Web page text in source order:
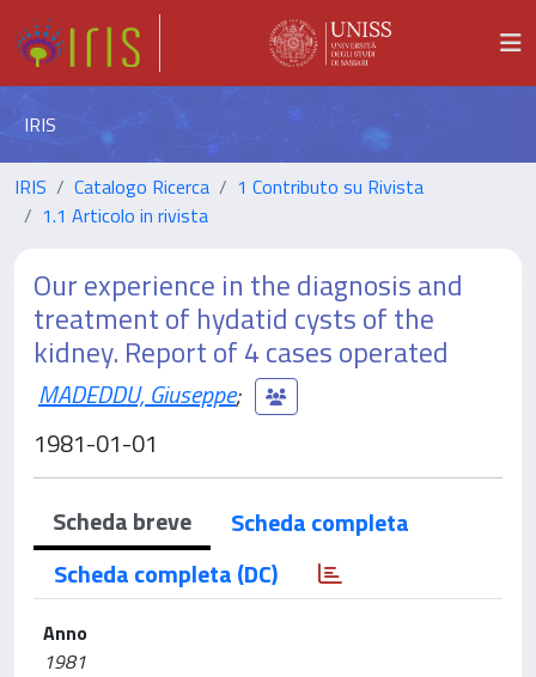
IRIS
IRIS Catalogo Ricerca
1 Contributo su Rivista
1.1 Articolo in rivista
Our experience in the diagnosis and
treatment of hydatid cysts of the
kidney. Report of 4 cases operated
MADEDDU, Giuseppe;
1981-01-01
Scheda breve
Scheda completa
Scheda completa (DC)
Anno
1981